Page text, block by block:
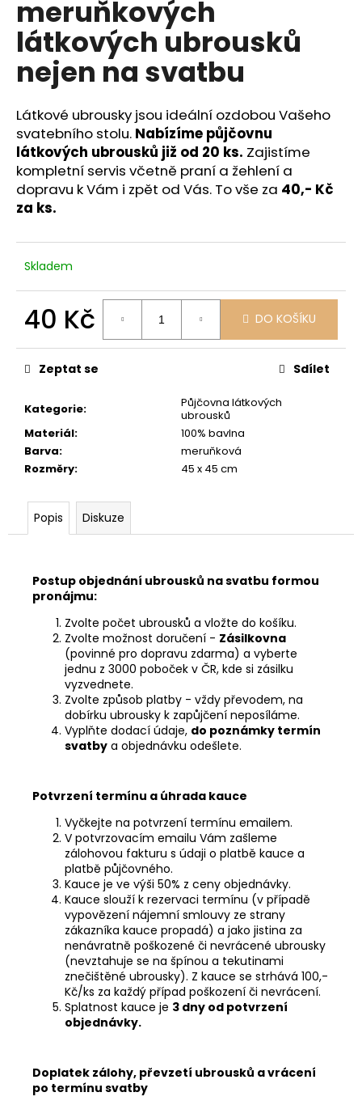
meruňkových
látkových ubrousků
nejen na svatbu
Látkové ubrousky jsou ideální ozdobou Vašeho
svatebního stolu. Nabízíme půjčovnu
látkových ubrousků již od 20 ks. Zajistíme
kompletní servis včetně praní a žehlení a
dopravu k Vám i zpět od Vás. To vše za 40,- Kč
za ks.
Skladem
40 Kč
cena:
DO KOŠÍKU
Kategorie:
Půjčovna látkových
ubrousků
Materiál:
100% bavlna
Barva:
meruňková
Rozměry: 45 x 45 cm
Zeptat se Sdílet
Popis Diskuze
Postup objednání ubrousků na svatbu formou
pronájmu:
Zvolte počet ubrousků a vložte do košíku.
Zvolte možnost doručení - Zásilkovna
(povinné pro dopravu zdarma) a vyberte
jednu z 3000 poboček v ČR, kde si zásilku
vyzvednete.
Zvolte způsob platby - vždy převodem, na
dobírku ubrousky k zapůjčení neposíláme.
Vyplňte dodací údaje, do poznámky termín
svatby a objednávku odešlete.
Potvrzení termínu a úhrada kauce
Vyčkejte na potvrzení termínu emailem.
V potvrzovacím emailu Vám zašleme
zálohovou fakturu s údaji o platbě kauce a
platbě půjčovného.
Kauce je ve výši 50% z ceny objednávky.
Kauce slouží k rezervaci termínu (v případě
vypovězení nájemní smlouvy ze strany
zákazníka kauce propadá) a jako jistina za
nenávratně poškozené či nevrácené ubrousky
(nevztahuje se na špínou a tekutinami
znečištěné ubrousky). Z kauce se strhává 100,-
Kč/ks za každý případ poškození či nevrácení.
Splatnost kauce je 3 dny od potvrzení
objednávky.
Doplatek zálohy, převzetí ubrousků a vrácení
po termínu svatby
a
í
t
?
HLEDAT
D
o
p
u
č
e
m
e
PŮJČOVNA
LILA
UBRUSŮ